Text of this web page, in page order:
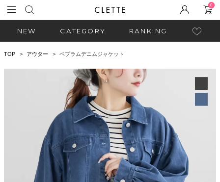
0
NEW CATEGORY RANKING
TOP アウター ペプラムデニムジャケット